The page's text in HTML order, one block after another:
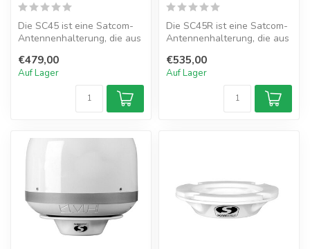
Die SC45 ist eine Satcom-
Antennenhalterung, die aus
For...
€479,00
Auf Lager
Die SC45R ist eine Satcom-
Antennenhalterung, die aus
Fo...
€535,00
Auf Lager